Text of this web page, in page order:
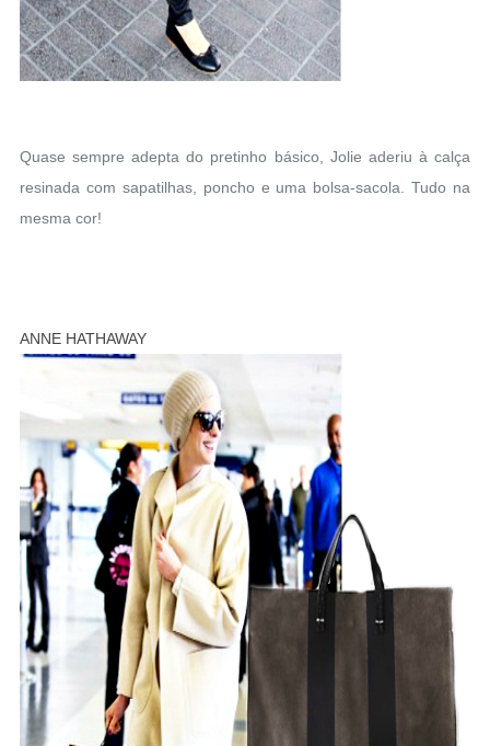
Quase sempre adepta do pretinho básico, Jolie aderiu à calça
resinada com sapatilhas, poncho e uma bolsa-sacola. Tudo na
mesma cor!
ANNE HATHAWAY